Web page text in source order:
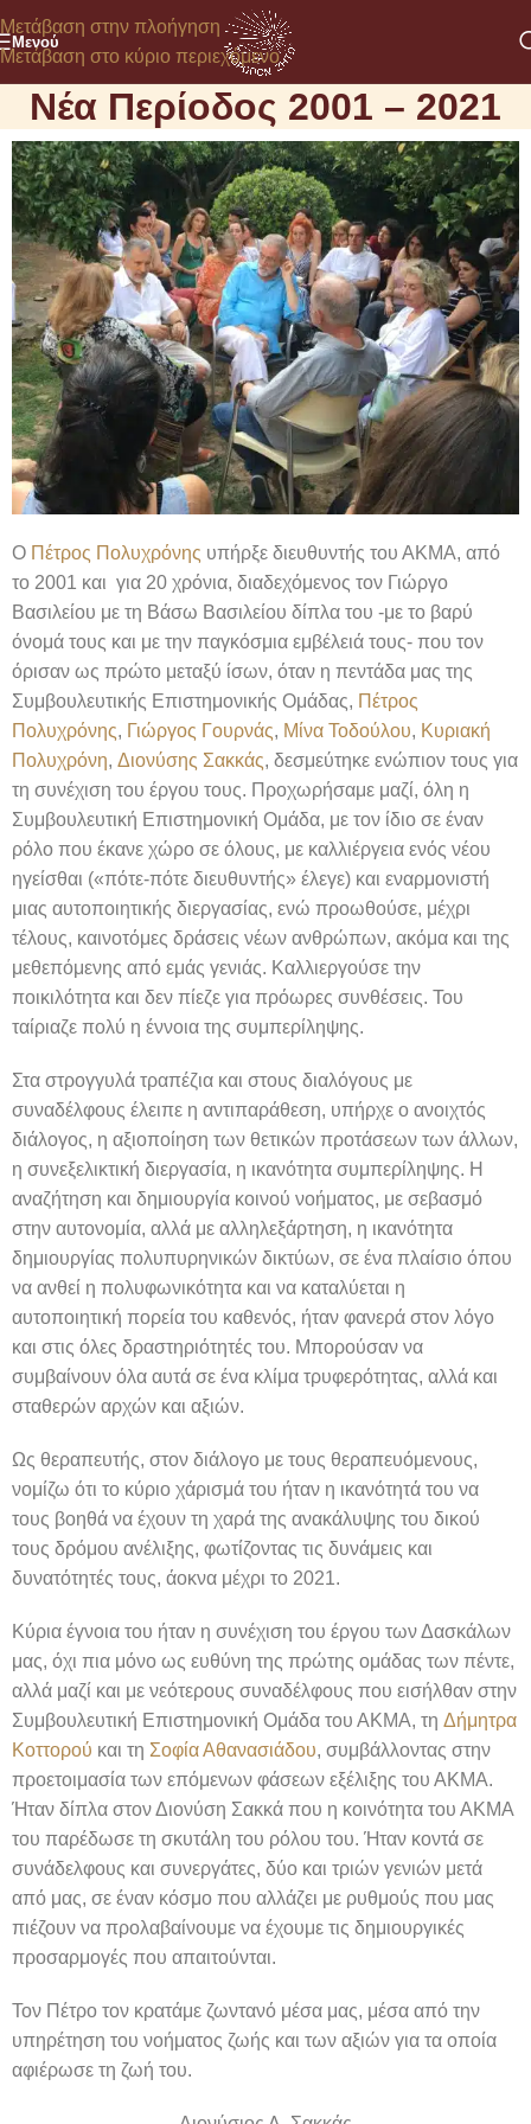
Μετάβαση στην πλοήγηση
Μετάβαση στο κύριο περιεχόμενο
Μενού
Νέα Περίοδος 2001 – 2021
Ο Πέτρος Πολυχρόνης υπήρξε διευθυντής του ΑΚΜΑ, από
το 2001 και για 20 χρόνια, διαδεχόμενος τον Γιώργο
Βασιλείου με τη Βάσω Βασιλείου δίπλα του -με το βαρύ
όνομά τους και με την παγκόσμια εμβέλειά τους- που τον
όρισαν ως πρώτο μεταξύ ίσων, όταν η πεντάδα μας της
Συμβουλευτικής Επιστημονικής Ομάδας, Πέτρος
Πολυχρόνης, Γιώργος Γουρνάς, Μίνα Τοδούλου, Κυριακή
Πολυχρόνη, Διονύσης Σακκάς, δεσμεύτηκε ενώπιον τους για
τη συνέχιση του έργου τους. Προχωρήσαμε μαζί, όλη η
Συμβουλευτική Επιστημονική Ομάδα, με τον ίδιο σε έναν
ρόλο που έκανε χώρο σε όλους, με καλλιέργεια ενός νέου
ηγείσθαι («πότε-πότε διευθυντής» έλεγε) και εναρμονιστή
μιας αυτοποιητικής διεργασίας, ενώ προωθούσε, μέχρι
τέλους, καινοτόμες δράσεις νέων ανθρώπων, ακόμα και της
μεθεπόμενης από εμάς γενιάς. Καλλιεργούσε την
ποικιλότητα και δεν πίεζε για πρόωρες συνθέσεις. Του
ταίριαζε πολύ η έννοια της συμπερίληψης.
Στα στρογγυλά τραπέζια και στους διαλόγους με
συναδέλφους έλειπε η αντιπαράθεση, υπήρχε ο ανοιχτός
διάλογος, η αξιοποίηση των θετικών προτάσεων των άλλων,
η συνεξελικτική διεργασία, η ικανότητα συμπερίληψης. Η
αναζήτηση και δημιουργία κοινού νοήματος, με σεβασμό
στην αυτονομία, αλλά με αλληλεξάρτηση, η ικανότητα
δημιουργίας πολυπυρηνικών δικτύων, σε ένα πλαίσιο όπου
να ανθεί η πολυφωνικότητα και να καταλύεται η
αυτοποιητική πορεία του καθενός, ήταν φανερά στον λόγο
και στις όλες δραστηριότητές του. Μπορούσαν να
συμβαίνουν όλα αυτά σε ένα κλίμα τρυφερότητας, αλλά και
σταθερών αρχών και αξιών.
Ως θεραπευτής, στον διάλογο με τους θεραπευόμενους,
νομίζω ότι το κύριο χάρισμά του ήταν η ικανότητά του να
τους βοηθά να έχουν τη χαρά της ανακάλυψης του δικού
τους δρόμου ανέλιξης, φωτίζοντας τις δυνάμεις και
δυνατότητές τους, άοκνα μέχρι το 2021.
Κύρια έγνοια του ήταν η συνέχιση του έργου των Δασκάλων
μας, όχι πια μόνο ως ευθύνη της πρώτης ομάδας των πέντε,
αλλά μαζί και με νεότερους συναδέλφους που εισήλθαν στην
Συμβουλευτική Επιστημονική Ομάδα του ΑΚΜΑ, τη Δήμητρα
Κοττορού και τη Σοφία Αθανασιάδου, συμβάλλοντας στην
προετοιμασία των επόμενων φάσεων εξέλιξης του ΑΚΜΑ.
Ήταν δίπλα στον Διονύση Σακκά που η κοινότητα του ΑΚΜΑ
του παρέδωσε τη σκυτάλη του ρόλου του. Ήταν κοντά σε
συνάδελφους και συνεργάτες, δύο και τριών γενιών μετά
από μας, σε έναν κόσμο που αλλάζει με ρυθμούς που μας
πιέζουν να προλαβαίνουμε να έχουμε τις δημιουργικές
προσαρμογές που απαιτούνται.
Τον Πέτρο τον κρατάμε ζωντανό μέσα μας, μέσα από την
υπηρέτηση του νοήματος ζωής και των αξιών για τα οποία
αφιέρωσε τη ζωή του.